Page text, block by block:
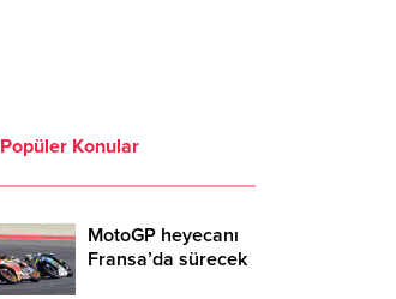
Popüler Konular
MotoGP heyecanı
Fransa’da sürecek